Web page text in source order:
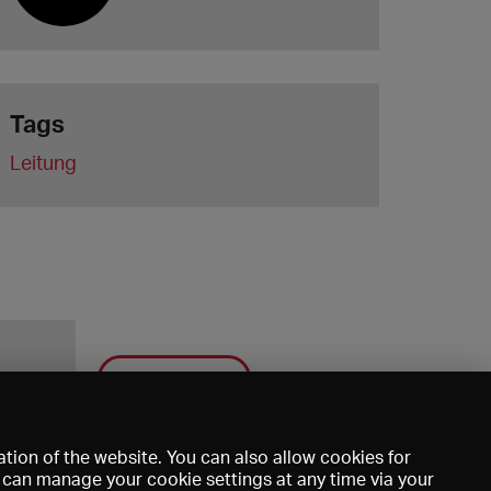
Tags
Leitung
Save
of the website. You can also allow cookies for
manage your cookie settings at any time via your